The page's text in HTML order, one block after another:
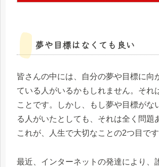
夢や目標はなくても良い
皆さんの中には、自分の夢や目標に向
ている人がいるかもしれません。それ
ことです。しかし、もし夢や目標がな
る人がいたとしても、それは全く問題
これが、人生で大切なことの2つ目です
最近、インターネットの発達により、